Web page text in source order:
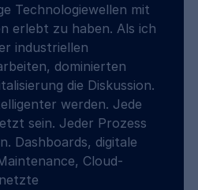
Technologiewellen mit
erlebt zu haben. Als ich
industriellen
dominierten
die Diskussion.
werden. Jede
sein. Jeder Prozess
Dashboards, digitale
Cloud-